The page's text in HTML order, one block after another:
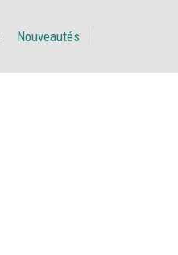
Nouveautés